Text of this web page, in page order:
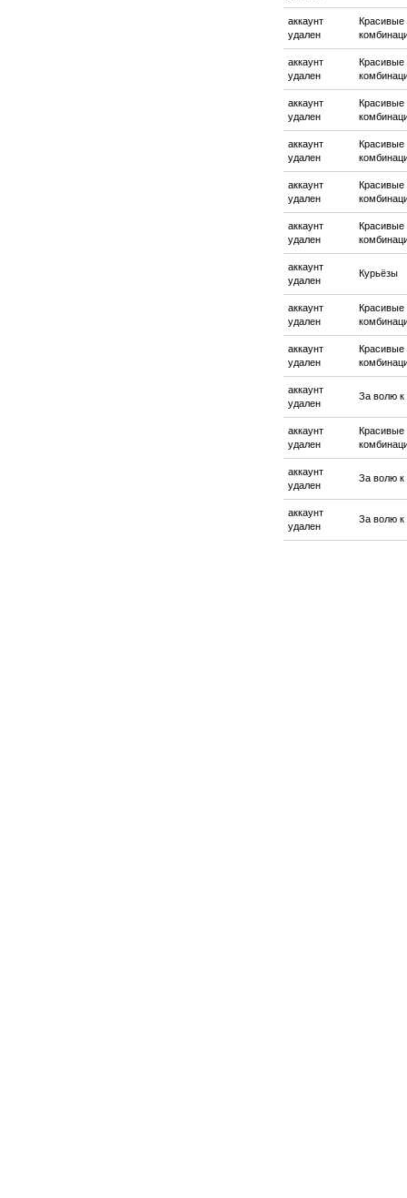
аккаунт
удален
Красивые
аккаунт
удален
Красивые
аккаунт
удален
Красивые
аккаунт
удален
Красивые
аккаунт
удален
Красивые
аккаунт
удален
Красивые
аккаунт
удален
Курьёзы
аккаунт
удален
Красивые
аккаунт
удален
Красивые
аккаунт
удален
За волю к
аккаунт
удален
Красивые
аккаунт
удален
За волю к
аккаунт
удален
За волю к